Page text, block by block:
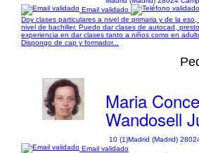
Email validado
Doy clases particulares a nivel de primaria y de la
nivel de bachiller. Puedo dar clases de autocad,
experiencia en dar clases tanto a niños como en
Dispongo de cap y formador...
Maria
Wandosell
10 (1)Madrid (Madrid)
Email validado